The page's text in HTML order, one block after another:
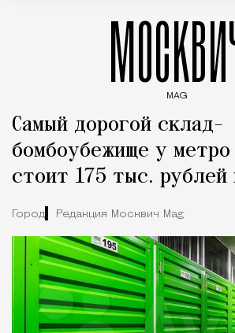
MAG
Самый дорогой склад-
бомбоубежище у
стоит 175 тыс. рублей
Город Редакция Москвич Mag